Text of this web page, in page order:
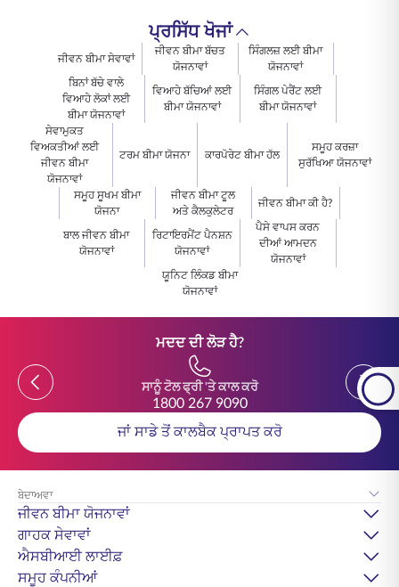
ਪ੍ਰਸਿੱਧ ਖੋਜਾਂ
ਜੀਵਨ ਬੀਮਾ ਸੇਵਾਵਾਂ
ਜੀਵਨ ਬੀਮਾ ਬੱਚਤ
ਯੋਜਨਾਵਾਂ
ਸਿੰਗਲਜ਼ ਲਈ ਬੀਮਾ
ਯੋਜਨਾਵਾਂ
ਬਿਨਾਂ ਬੱਚੇ ਵਾਲੇ
ਵਿਆਹੇ ਲੋਕਾਂ ਲਈ
ਬੀਮਾ ਯੋਜਨਾਵਾਂ
ਵਿਆਹੇ ਬੱਚਿਆਂ ਲਈ
ਬੀਮਾ ਯੋਜਨਾਵਾਂ
ਸਿੰਗਲ ਪੇਰੈਂਟ ਲਈ
ਬੀਮਾ ਯੋਜਨਾਵਾਂ
ਸੇਵਾਮੁਕਤ
ਵਿਅਕਤੀਆਂ ਲਈ
ਜੀਵਨ ਬੀਮਾ
ਯੋਜਨਾਵਾਂ
ਟਰਮ ਬੀਮਾ ਯੋਜਨਾ ਕਾਰਪੋਰੇਟ ਬੀਮਾ ਹੱਲ
ਸਮੂਹ ਕਰਜ਼ਾ
ਸੁਰੱਖਿਆ ਯੋਜਨਾਵਾਂ
ਸਮੂਹ ਸੂਖਮ ਬੀਮਾ
ਯੋਜਨਾ
ਜੀਵਨ ਬੀਮਾ ਟੂਲ
ਅਤੇ ਕੈਲਕੁਲੇਟਰ
ਜੀਵਨ ਬੀਮਾ ਕੀ ਹੈ?
ਬਾਲ ਜੀਵਨ ਬੀਮਾ
ਯੋਜਨਾਵਾਂ
ਰਿਟਾਇਰਮੈਂਟ ਪੈਨਸ਼ਨ
ਯੋਜਨਾਵਾਂ
ਪੈਸੇ ਵਾਪਸ ਕਰਨ
ਦੀਆਂ ਆਮਦਨ
ਯੋਜਨਾਵਾਂ
ਯੂਨਿਟ ਲਿੰਕਡ ਬੀਮਾ
ਯੋਜਨਾਵਾਂ
ਮਦਦ ਦੀ ਲੋੜ ਹੈ?
Previous
ਸਾਨੂੰ ਟੋਲ ਫ੍ਰੀ 'ਤੇ ਕਾਲ ਕਰੋ
1800 267 9090
Previous
ਜਾਂ ਸਾਡੇ ਤੋਂ ਕਾਲਬੈਕ ਪ੍ਰਾਪਤ ਕਰੋ
ਬੇਦਾਅਵਾ
ਜੀਵਨ ਬੀਮਾ ਯੋਜਨਾਵਾਂ
ਗਾਹਕ ਸੇਵਾਵਾਂ
ਐਸਬੀਆਈ ਲਾਈਫ਼
ਸਮੂਹ ਕੰਪਨੀਆਂ